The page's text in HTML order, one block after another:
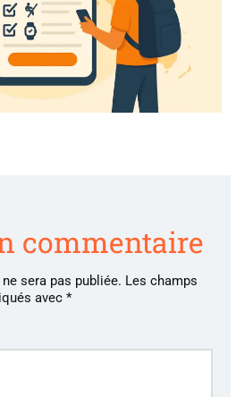
commentaire
sera pas publiée. Les champs
avec *